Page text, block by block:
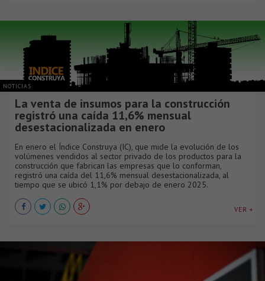
NOTICIAS
La venta de insumos para la construcción
registró una caída 11,6% mensual
desestacionalizada en enero
En enero el Índice Construya (IC), que mide la evolución de los
volúmenes vendidos al sector privado de los productos para la
construcción que fabrican las empresas que lo conforman,
registró una caída del 11,6% mensual desestacionalizada, al
tiempo que se ubicó 1,1% por debajo de enero 2025.
VER +